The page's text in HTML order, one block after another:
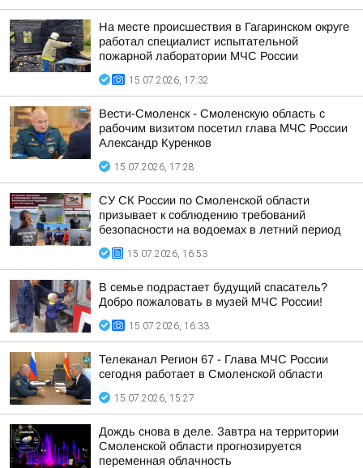
На месте происшествия в Гагаринском округе
работал специалист испытательной
пожарной лаборатории МЧС России
15.07.2026, 17:32
Вести-Смоленск - Смоленскую область с
рабочим визитом посетил глава МЧС России
Александр Куренков
15.07.2026, 17:28
СУ СК России по Смоленской области
призывает к соблюдению требований
безопасности на водоемах в летний период
15.07.2026, 16:53
В семье подрастает будущий спасатель?
Добро пожаловать в музей МЧС России!
15.07.2026, 16:33
Телеканал Регион 67 - Глава МЧС России
сегодня работает в Смоленской области
15.07.2026, 15:27
Дождь снова в деле. Завтра на территории
Смоленской области прогнозируется
переменная облачность